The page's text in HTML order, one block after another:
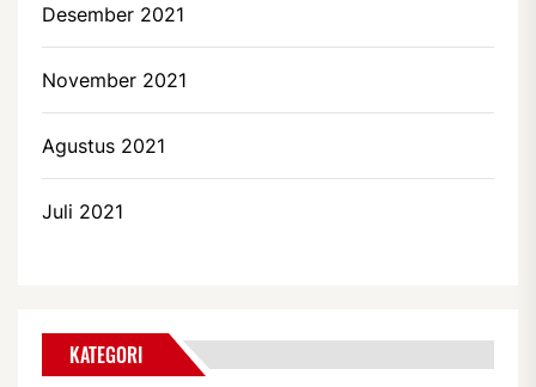
Desember 2021
November 2021
Agustus 2021
Juli 2021
KATEGORI